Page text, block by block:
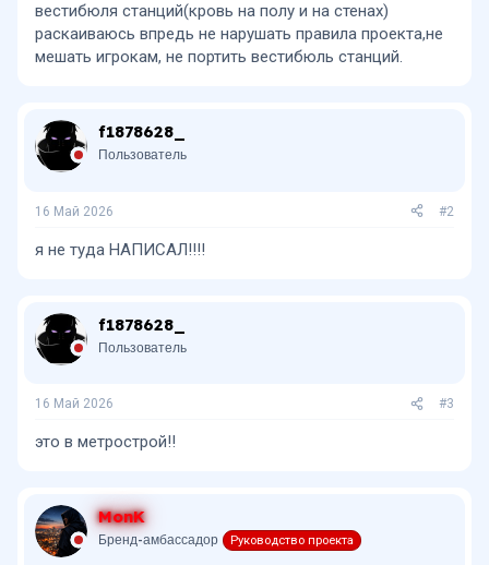
вестибюля станций(кровь на полу и на стенах)
раскаиваюсь впредь не нарушать правила проекта,не
мешать игрокам, не портить вестибюль станций.
f1878628_
Пользователь
16 Май 2026 #2
я не туда НАПИСАЛ!!!!
f1878628_
Пользователь
16 Май 2026 #3
это в метрострой!!
MonK
Бренд-амбассадор Руководство проекта